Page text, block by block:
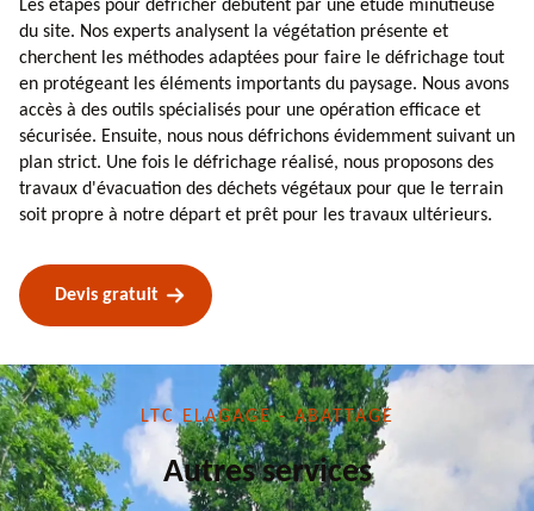
Les étapes pour défricher débutent par une étude minutieuse
du site. Nos experts analysent la végétation présente et
cherchent les méthodes adaptées pour faire le défrichage tout
en protégeant les éléments importants du paysage. Nous avons
accès à des outils spécialisés pour une opération efficace et
sécurisée. Ensuite, nous nous défrichons évidemment suivant un
plan strict. Une fois le défrichage réalisé, nous proposons des
travaux d'évacuation des déchets végétaux pour que le terrain
soit propre à notre départ et prêt pour les travaux ultérieurs.
Devis gratuit
LTC ELAGAGE - ABATTAGE
Autres services